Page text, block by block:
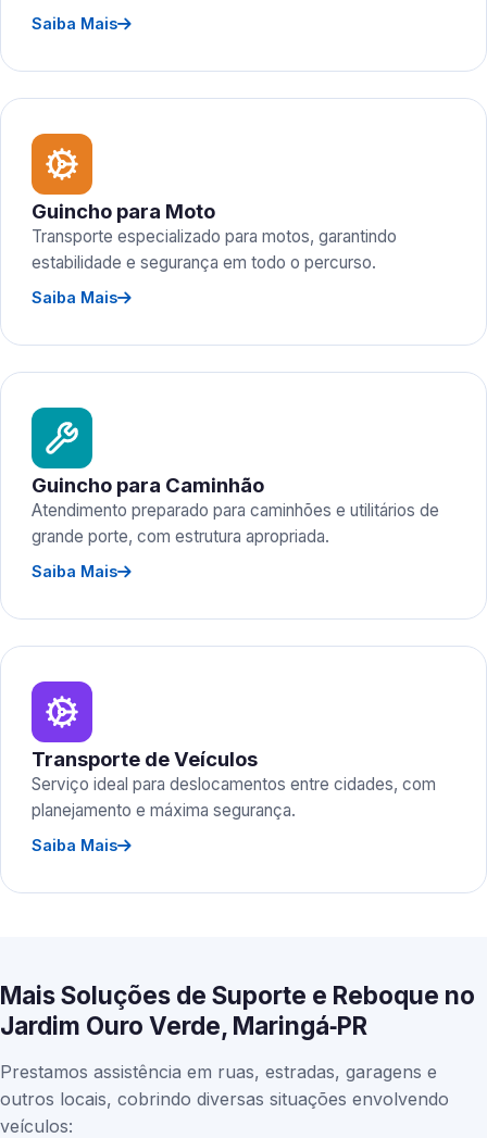
Saiba Mais
Guincho para Moto
Transporte especializado para motos, garantindo
estabilidade e segurança em todo o percurso.
Saiba Mais
Guincho para Caminhão
Atendimento preparado para caminhões e utilitários de
grande porte, com estrutura apropriada.
Saiba Mais
Transporte de Veículos
Serviço ideal para deslocamentos entre cidades, com
planejamento e máxima segurança.
Saiba Mais
Mais Soluções de Suporte e Reboque no
Jardim Ouro Verde, Maringá‑PR
Prestamos assistência em ruas, estradas, garagens e
outros locais, cobrindo diversas situações envolvendo
veículos: